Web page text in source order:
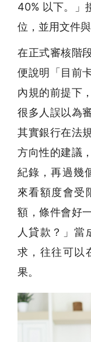
40% 以下。」
位，並用文件
在正式審核階
便說明「目前
內規的前提下
很多人誤以為
其實銀行在法
方向性的建議
紀錄，再過幾
來看額度會受
額，條件會好
人貸款？」當
求，往往可以
果。